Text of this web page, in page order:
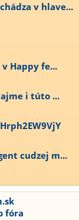
v hlave...
Happy fe...
i túto ...
cudzej m...
fóra